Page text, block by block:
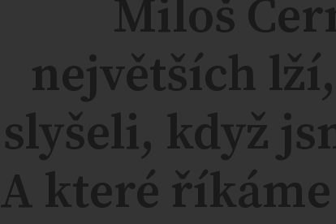
Miloš
největších
slyšeli, když
A které